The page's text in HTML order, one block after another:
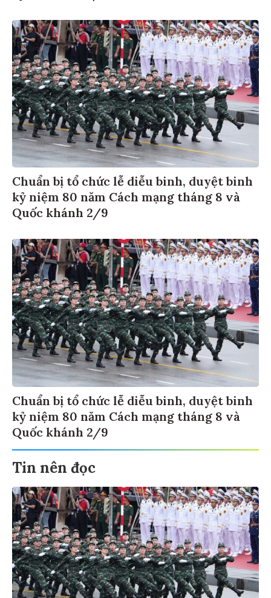
Chuẩn bị tổ chức lễ diễu binh, duyệt binh
kỷ niệm 80 năm Cách mạng tháng 8 và
Quốc khánh 2/9
Chuẩn bị tổ chức lễ diễu binh, duyệt binh
kỷ niệm 80 năm Cách mạng tháng 8 và
Quốc khánh 2/9
Tin nên đọc